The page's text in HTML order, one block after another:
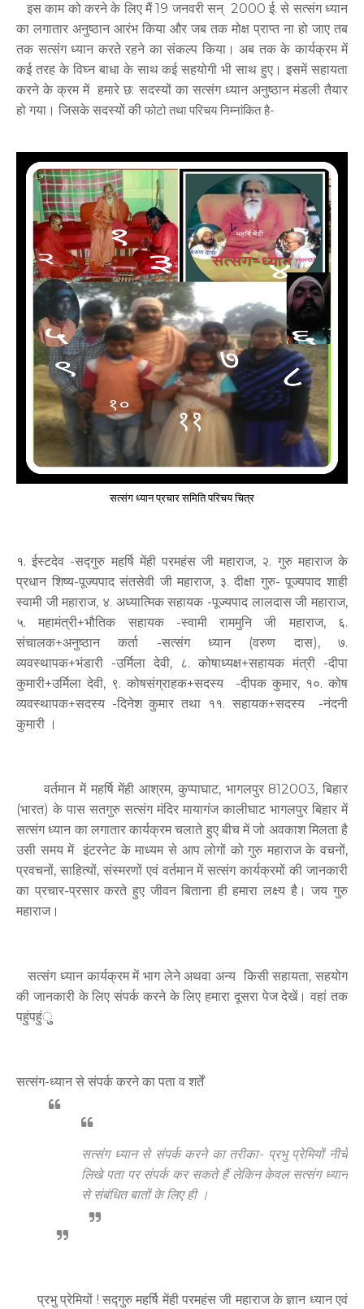
इस काम को करने के लिए मैं 19 जनवरी सन् 2000 ई. से सत्संग ध्यान
का लगातार अनुष्ठान आरंभ किया और जब तक मोक्ष प्राप्त ना हो जाए तब
तक सत्संग ध्यान करते रहने का संकल्प किया। अब तक के कार्यक्रम में
कई तरह के विघ्न बाधा के साथ कई सहयोगी भी साथ हुए। इसमें सहायता
करने के क्रम में हमारे छ: सदस्यों का सत्संग ध्यान अनुष्ठान मंडली तैयार
हो गया। जिसके सदस्यों की फोटो तथा परिचय निम्नांकित है-
सत्संग ध्यान प्रचार समिति परिचय चित्र
१. ईस्टदेव -सद्गुरु महर्षि मेंही परमहंस जी महाराज, २. गुरु महाराज के
प्रधान शिष्य-पूज्यपाद संतसेवी जी महाराज, ३. दीक्षा गुरु- पूज्यपाद शाही
स्वामी जी महाराज, ४. अध्यात्मिक सहायक -पूज्यपाद लालदास जी महाराज,
५. महामंत्री+भौतिक सहायक -स्वामी राममुनि जी महाराज, ६.
संचालक+अनुष्ठान कर्ता -सत्संग ध्यान (वरुण दास), ७.
व्यवस्थापक+भंडारी -उर्मिला देवी, ८. कोषाध्यक्ष+सहायक मंत्री -दीपा
कुमारी+उर्मिला देवी, ९. कोषसंग्राहक+सदस्य -दीपक कुमार, १०. कोष
व्यवस्थापक+सदस्य -दिनेश कुमार तथा ११. सहायक+सदस्य -नंदनी
कुमारी ।
वर्तमान में महर्षि मेंही आश्रम, कुप्पाघाट, भागलपुर 812003, बिहार
(भारत) के पास सतगुरु सत्संग मंदिर मायागंज कालीघाट भागलपुर बिहार में
सत्संग ध्यान का लगातार कार्यक्रम चलाते हुए बीच में जो अवकाश मिलता है
उसी समय में इंटरनेट के माध्यम से आप लोगों को गुरु महाराज के वचनों,
प्रवचनों, साहित्यों, संस्मरणों एवं वर्तमान में सत्संग कार्यक्रमों की जानकारी
का प्रचार-प्रसार करते हुए जीवन बिताना ही हमारा लक्ष्य है। जय गुरु
महाराज।
सत्संग ध्यान कार्यक्रम में भाग लेने अथवा अन्य किसी सहायता, सहयोग
की जानकारी के लिए संपर्क करने के लिए हमारा दूसरा पेज देखें। वहां तक
पहुंपहुंुु
सत्संग-ध्यान से संपर्क करने का पता व शर्तें
सत्संग ध्यान से संपर्क करने का तरीका- प्रभु प्रेमियों नीचे
लिखे पता पर संपर्क कर सकते हैं लेकिन केवल सत्संग ध्यान
से संबंधित बातों के लिए ही ।
प्रभु प्रेमियों ! सद्गुरु महर्षि मेंही परमहंस जी महाराज के ज्ञान ध्यान एवं